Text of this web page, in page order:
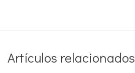
Artículos relacionados